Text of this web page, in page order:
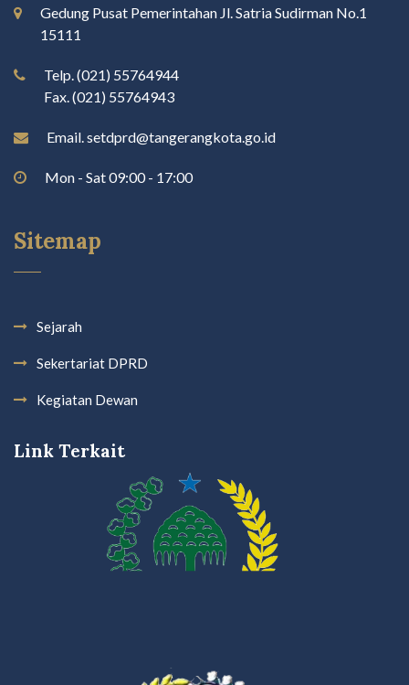
Gedung Pusat Pemerintahan Jl. Satria Sudirman No.1
15111
Telp. (021) 55764944
Fax. (021) 55764943
Email. setdprd@tangerangkota.go.id
Mon - Sat 09:00 - 17:00
Sitemap
Sejarah
Sekertariat DPRD
Kegiatan Dewan
Link Terkait